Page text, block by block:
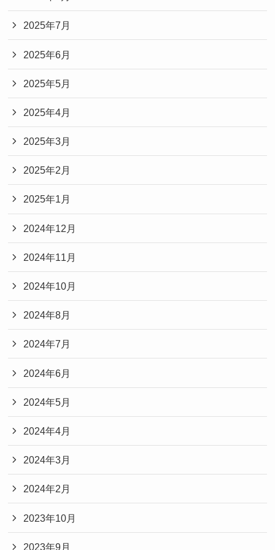
2025年7月
2025年6月
2025年5月
2025年4月
2025年3月
2025年2月
2025年1月
2024年12月
2024年11月
2024年10月
2024年8月
2024年7月
2024年6月
2024年5月
2024年4月
2024年3月
2024年2月
2023年10月
2023年9月